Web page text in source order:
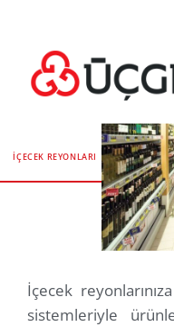
İÇECEK REYONLARI
İçecek
sistemleriyle